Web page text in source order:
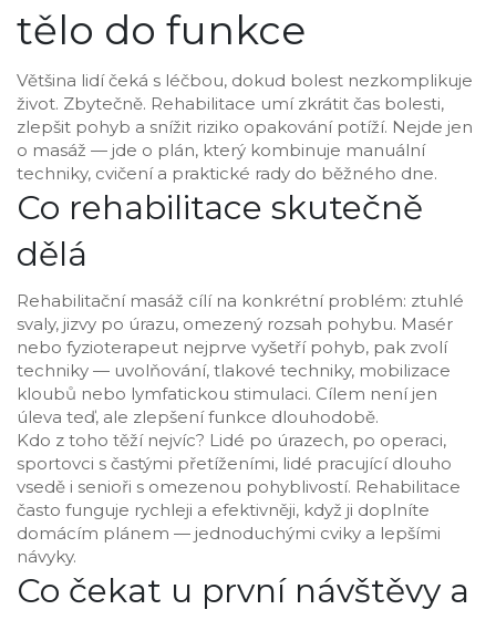
tělo do funkce
Většina lidí čeká s léčbou, dokud bolest nezkomplikuje
život. Zbytečně. Rehabilitace umí zkrátit čas bolesti,
zlepšit pohyb a snížit riziko opakování potíží. Nejde jen
o masáž — jde o plán, který kombinuje manuální
techniky, cvičení a praktické rady do běžného dne.
Co rehabilitace skutečně
dělá
Rehabilitační masáž cílí na konkrétní problém: ztuhlé
svaly, jizvy po úrazu, omezený rozsah pohybu. Masér
nebo fyzioterapeut nejprve vyšetří pohyb, pak zvolí
techniky — uvolňování, tlakové techniky, mobilizace
kloubů nebo lymfatickou stimulaci. Cílem není jen
úleva teď, ale zlepšení funkce dlouhodobě.
Kdo z toho těží nejvíc? Lidé po úrazech, po operaci,
sportovci s častými přetíženími, lidé pracující dlouho
vsedě i senioři s omezenou pohyblivostí. Rehabilitace
často funguje rychleji a efektivněji, když ji doplníte
domácím plánem — jednoduchými cviky a lepšími
návyky.
Co čekat u první návštěvy a